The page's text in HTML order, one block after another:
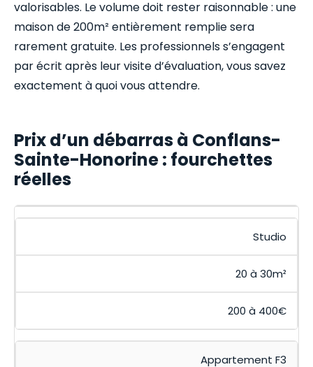
valorisables. Le volume doit rester raisonnable : une
maison de 200m² entièrement remplie sera
rarement gratuite. Les professionnels s’engagent
par écrit après leur visite d’évaluation, vous savez
exactement à quoi vous attendre.
Prix d’un débarras à Conflans-
Sainte-Honorine : fourchettes
réelles
Studio
20 à 30m²
200 à 400€
Appartement F3